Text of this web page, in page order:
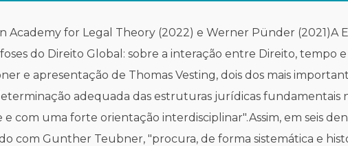
Academy for Legal Theory (2022) e Werner Pünder (2021)A
do Direito Global: sobre a interação entre Direito, tempo
e apresentação de Thomas Vesting, dois dos mais
adequada das estruturas jurídicas fundamentais
com uma forte orientação interdisciplinar".Assim, em seis
com Gunther Teubner, "procura, de forma sistemática e